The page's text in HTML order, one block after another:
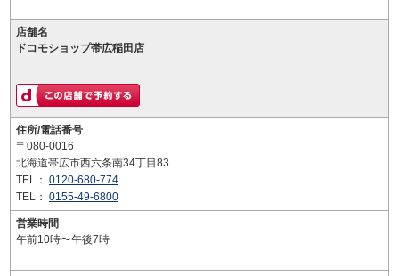
店舗名
ドコモショップ帯広稲田店
住所/電話番号
〒080-0016
北海道帯広市西六条南34丁目83
TEL： 0120-680-774
TEL： 0155-49-6800
営業時間
午前10時〜午後7時